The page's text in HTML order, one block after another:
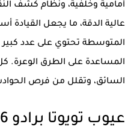
أمامية وخلفية، ونظام كشف
عالية الدقة، ما يجعل القيادة
المتوسطة تحتوي على عدد كبير
المساعدة على الطرق الوعرة.
السائق، وتقلل من فرص
عيوب تويوتا برادو 2026